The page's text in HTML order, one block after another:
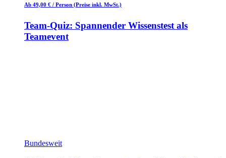
Ab 49,00 € / Person (Preise inkl. MwSt.)
Team-Quiz: Spannender Wissenstest als
Teamevent
Bundesweit